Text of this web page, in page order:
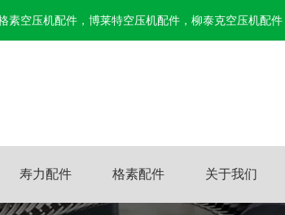
素空压机配件，博莱特空压机配件，柳泰克空压机配
寿力配件 格素配件 关于我们